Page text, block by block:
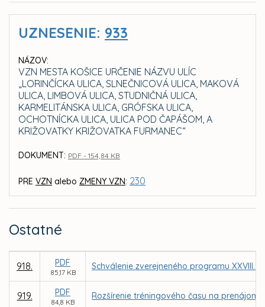
UZNESENIE: 933
NÁZOV:
VZN MESTA KOŠICE URČENIE NÁZVU ULÍC
„LORINČÍCKA ULICA, SLNEČNICOVÁ ULICA, MAKOVÁ
ULICA, LIMBOVÁ ULICA, STUDNIČNÁ ULICA,
KARMELITÁNSKA ULICA, GRÓFSKA ULICA,
OCHOTNÍCKA ULICA, ULICA POD ČAPÁŠOM, A
KRIŽOVATKY KRIŽOVATKA FURMANEC“
DOKUMENT: PDF - 154,84 KB
PRE VZN alebo ZMENY VZN: 230
Ostatné
918. PDF
85,17 KB
Schválenie zverejneného programu XXVIII.
919. PDF
84,8 KB
Rozšírenie tréningového času na prenájom